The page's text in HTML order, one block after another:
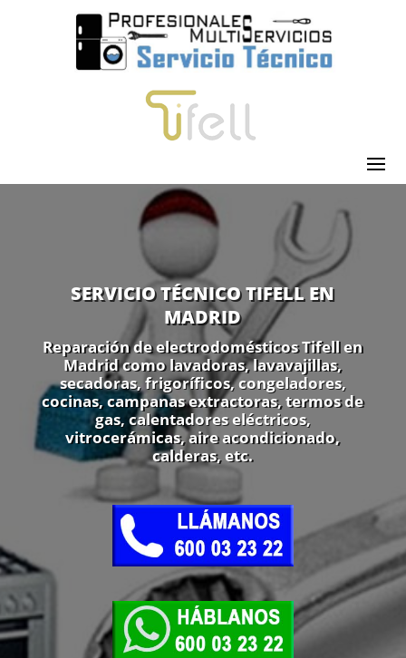
SERVICIO TÉCNICO TIFELL EN
MADRID
Reparación de electrodomésticos Tifell en
Madrid como lavadoras, lavavajillas,
secadoras, frigoríficos, congeladores,
cocinas, campanas extractoras, termos de
gas, calentadores eléctricos,
vitrocerámicas, aire acondicionado,
calderas, etc.